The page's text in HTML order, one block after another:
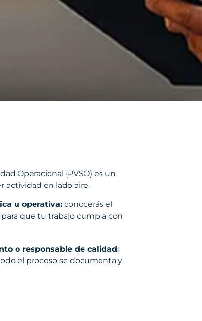
Operacional (PVSO) es un
actividad en lado aire.
u operativa:conocerás el
que tu trabajo cumpla con
o responsable de calidad:
el proceso se documenta y